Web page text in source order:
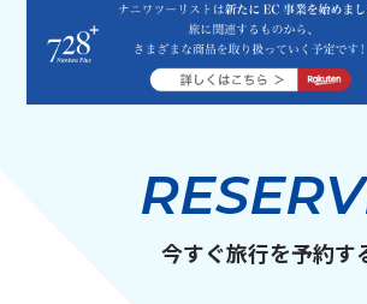
今すぐ旅行を予約す